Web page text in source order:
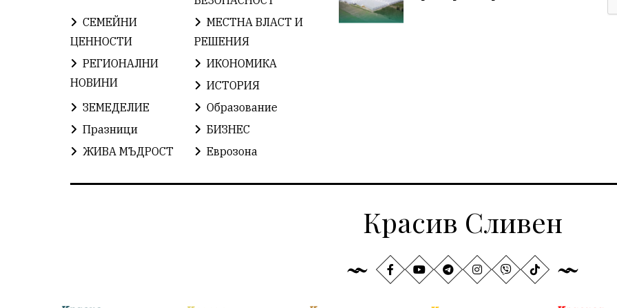
СЕМЕЙНИ
ЦЕННОСТИ
МЕСТНА ВЛАСТ И
РЕШЕНИЯ
РЕГИОНАЛНИ
НОВИНИ
ИКОНОМИКА
ИСТОРИЯ
ЗЕМЕДЕЛИЕ
Образование
Празници
БИЗНЕС
ЖИВА МЪДРОСТ
Еврозона
Красив Сливен